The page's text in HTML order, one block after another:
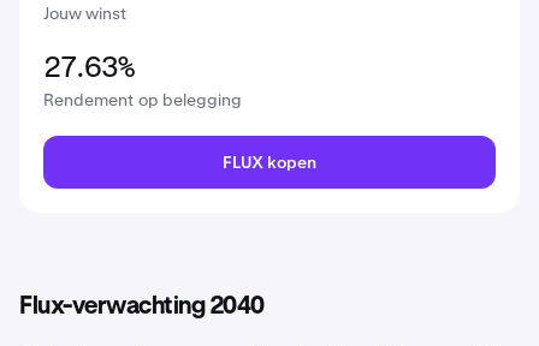
Jouw winst
27.63%
Rendement op belegging
FLUX kopen
Flux-verwachting 2040